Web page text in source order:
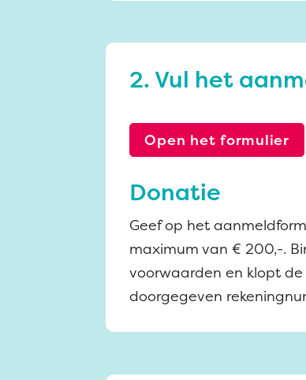
2. Vul het
Open het formulier
Donatie
Geef op het
maximum van € 200,-.
voorwaarden en klopt
doorgegeven